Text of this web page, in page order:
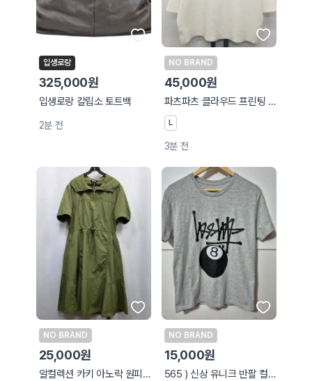
입생로랑
325,000원
입생로랑 칼립소 토트백
2분 전
NO BRAND
45,000원
파츠파츠 클라우드 프린팅 반팔티 아이보리77
L
3분 전
NO BRAND
25,000원
알컬렉션 카키 아노락 원피스 XL(77-88)
NO BRAND
15,000원
565 ) 신상 유니크 반팔 컬러 소재 짱좋고 예쁨